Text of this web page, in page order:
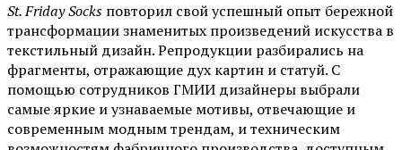
St. Friday Socks повторил свой успешный опыт бережной
трансформации знаменитых произведений искусства в
текстильный дизайн. Репродукции разбирались на
фрагменты, отражающие дух картин и статуй. С
помощью сотрудников ГМИИ дизайнеры выбрали
самые яркие и узнаваемые мотивы, отвечающие и
современным модным трендам, и техническим